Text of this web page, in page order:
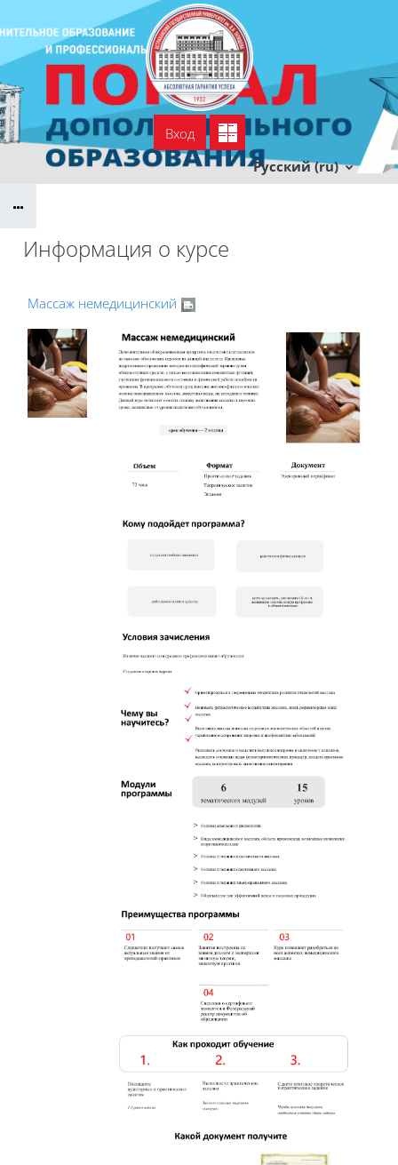
Перейти к основному содержанию
Вход
УСПДО
Тех. поддержка Русский ‎(ru)‎
Информация о курсе
Массаж немедицинский